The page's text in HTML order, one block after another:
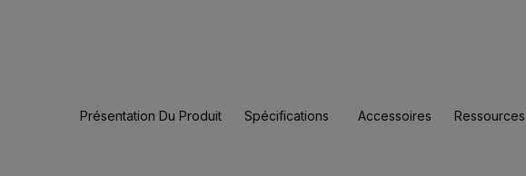
Présentation Du Produit Spécifications Accessoires